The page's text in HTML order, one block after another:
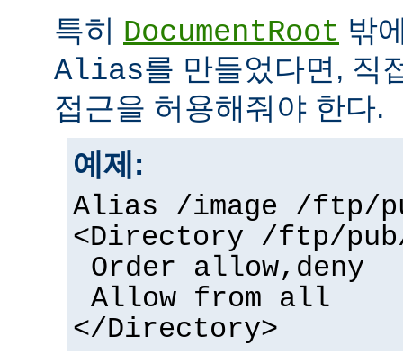
특히 DocumentRoot 밖
Alias를 만들었다면, 직
접근을 허용해줘야 한다.
예제:
Alias /image /ftp/
<Directory /ftp/pub/
Order allow,deny
Allow from all
</Directory>